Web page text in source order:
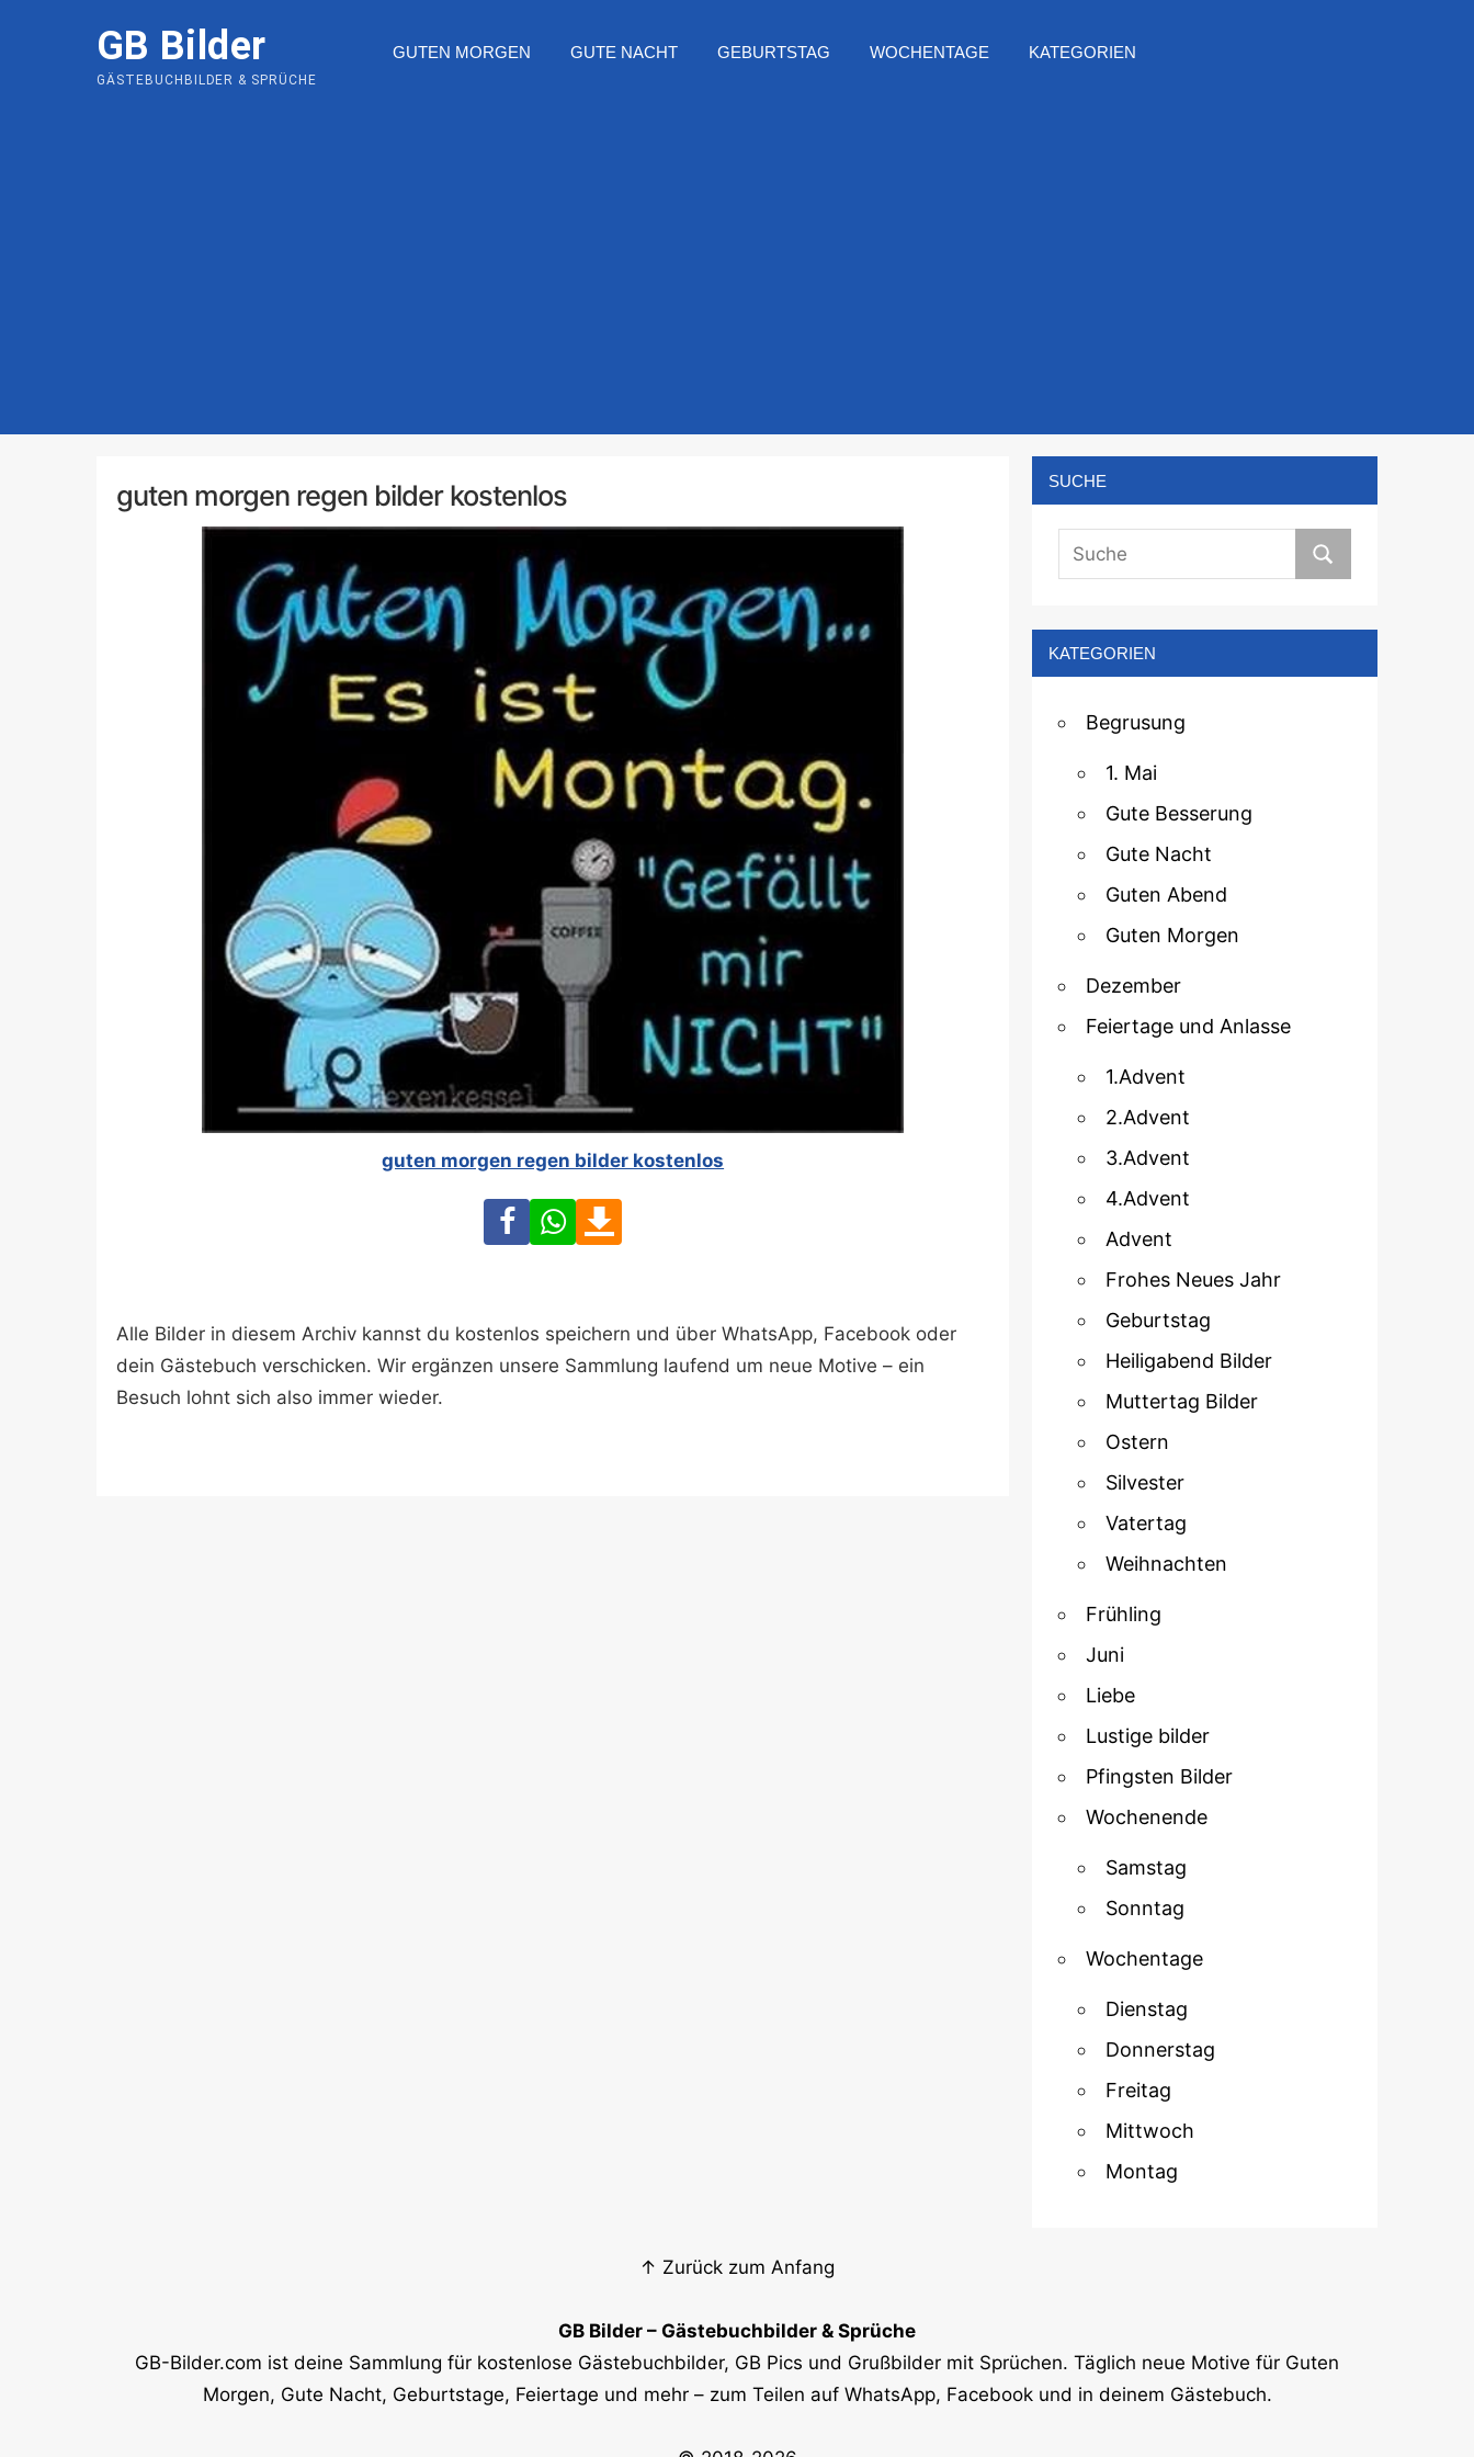
GB Bilder
GÄSTEBUCHBILDER & SPRÜCHE
GUTEN MORGEN GUTE NACHT GEBURTSTAG WOCHENTAGE KATEGORIEN
guten morgen regen bilder kostenlos
guten morgen regen bilder kostenlos
FacebookWhatsApp
Alle Bilder in diesem Archiv kannst du kostenlos speichern und über WhatsApp, Facebook oder
dein Gästebuch verschicken. Wir ergänzen unsere Sammlung laufend um neue Motive – ein
Besuch lohnt sich also immer wieder.
SUCHE
KATEGORIEN
Begrusung
1. Mai
Gute Besserung
Gute Nacht
Guten Abend
Guten Morgen
Dezember
Feiertage und Anlasse
1.Advent
2.Advent
3.Advent
4.Advent
Advent
Frohes Neues Jahr
Geburtstag
Heiligabend Bilder
Muttertag Bilder
Ostern
Silvester
Vatertag
Weihnachten
Frühling
Juni
Liebe
Lustige bilder
Pfingsten Bilder
Wochenende
Samstag
Sonntag
Wochentage
Dienstag
Donnerstag
Freitag
Mittwoch
Montag
↑ Zurück zum Anfang
GB Bilder – Gästebuchbilder & Sprüche
GB-Bilder.com ist deine Sammlung für kostenlose Gästebuchbilder, GB Pics und Grußbilder mit Sprüchen. Täglich neue Motive für Guten
Morgen, Gute Nacht, Geburtstage, Feiertage und mehr – zum Teilen auf WhatsApp, Facebook und in deinem Gästebuch.